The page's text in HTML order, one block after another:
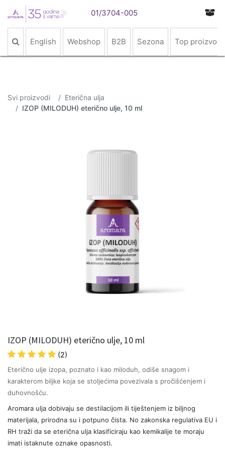
01/3704-005
English Webshop B2B Sezona Top proizvodi
Svi proizvodi
Eterična ulja
IZOP (MILODUH) eterično ulje, 10 ml
IZOP (MILODUH) eterično ulje, 10 ml
(2)
Eterično ulje izopa, poznato i kao miloduh, odiše snagom i
karakterom biljke koja se stoljećima povezivala s pročišćenjem i
duhovnošću.
Aromara ulja dobivaju se destilacijom ili tiještenjem iz biljnog
materijala, prirodna su i potpuno čista. No zakonska regulativa EU i
RH traži da se eterična ulja klasificiraju kao kemikalije te moraju
imati istaknute oznake opasnosti.